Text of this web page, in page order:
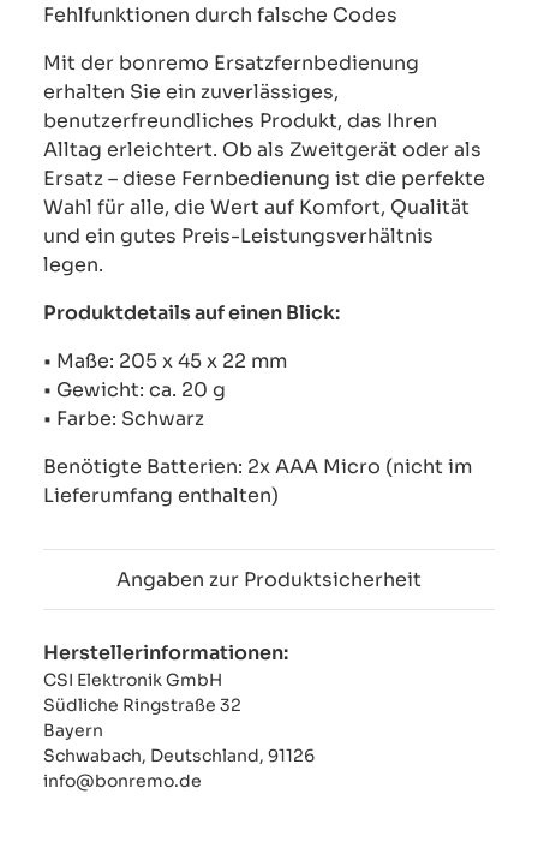
Fehlfunktionen durch falsche Codes
Mit der bonremo Ersatzfernbedienung
erhalten Sie ein zuverlässiges,
benutzerfreundliches Produkt, das Ihren
Alltag erleichtert. Ob als Zweitgerät oder als
Ersatz – diese Fernbedienung ist die perfekte
Wahl für alle, die Wert auf Komfort, Qualität
und ein gutes Preis-Leistungsverhältnis
legen.
Produktdetails auf einen Blick:
• Maße: 205 x 45 x 22 mm
• Gewicht: ca. 20 g
• Farbe: Schwarz
Benötigte Batterien: 2x AAA Micro (nicht im
Lieferumfang enthalten)
Angaben zur Produktsicherheit
Herstellerinformationen:
CSI Elektronik GmbH
Südliche Ringstraße 32
Bayern
Schwabach, Deutschland, 91126
info@bonremo.de